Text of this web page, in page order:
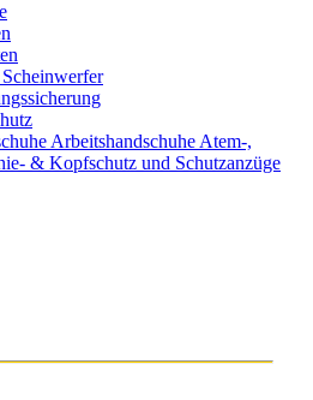
Arbeitshandschuhe Atem-,
& Kopfschutz und Schutzanzüge